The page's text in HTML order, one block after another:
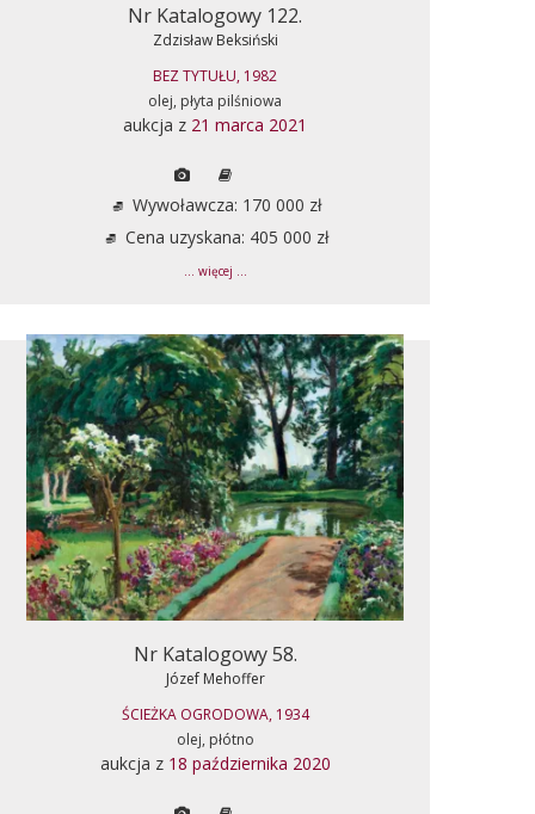
Nr Katalogowy 122.
Zdzisław Beksiński
BEZ TYTUŁU, 1982
olej, płyta pilśniowa
aukcja z 21 marca 2021
Wywoławcza: 170 000 zł
Cena uzyskana: 405 000 zł
... więcej ...
Nr Katalogowy 58.
Józef Mehoffer
ŚCIEŻKA OGRODOWA, 1934
olej, płótno
aukcja z 18 października 2020